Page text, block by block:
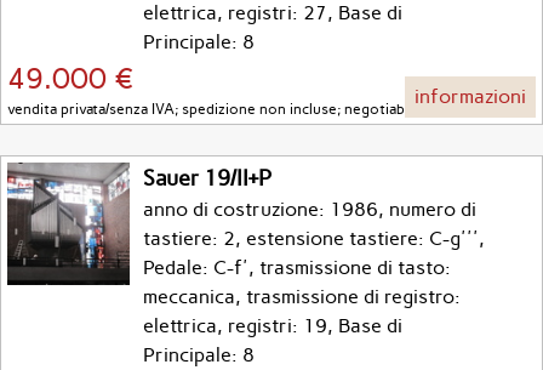
elettrica, registri: 27, Base di
Principale: 8
49.000 €
vendita privata/senza IVA; spedizione non incluse; negotiable;
informazioni
Sauer 19/II+P
anno di costruzione: 1986, numero di
tastiere: 2, estensione tastiere: C-g''',
Pedale: C-f', trasmissione di tasto:
meccanica, trasmissione di registro:
elettrica, registri: 19, Base di
Principale: 8